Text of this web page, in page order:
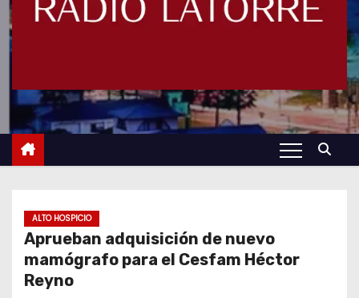
ALTO HOSPICIO
Aprueban adquisición de nuevo
mamógrafo para el Cesfam Héctor
Reyno